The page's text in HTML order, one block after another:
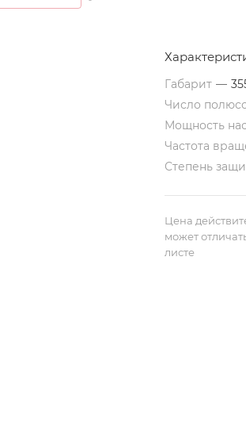
Габарит —
Число
Мощность
Частота
Степень
Цена
может
листе